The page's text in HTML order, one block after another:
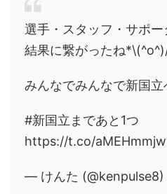
選手・スタッフ・サポ
結果に繋がったね
みんなでみんなで新国立
#新国立まであと1つ
https://t.co/
— けんた (@kenpulse8)